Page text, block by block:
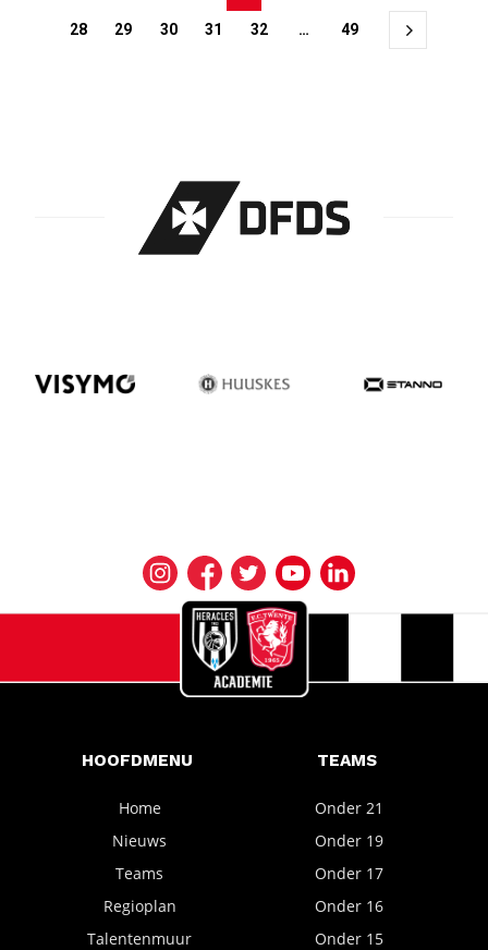
28 29 30 31 32 … 49
HOOFDMENU
Home
Nieuws
Teams
Regioplan
Talentenmuur
TEAMS
Onder 21
Onder 19
Onder 17
Onder 16
Onder 15